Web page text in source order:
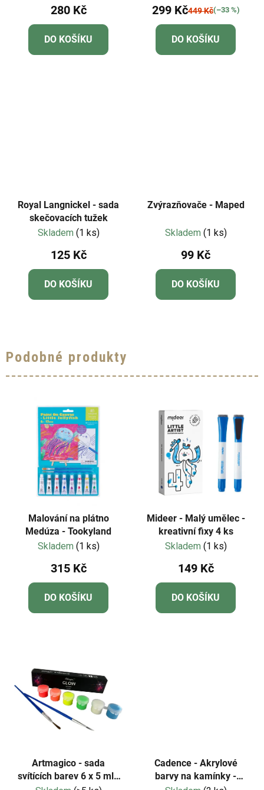
280 Kč
DO KOŠÍKU
299 Kč449 Kč(–33 %)
DO KOŠÍKU
Royal Langnickel - sada
skečovacích tužek
Skladem (1 ks)
125 Kč
DO KOŠÍKU
Zvýrazňovače - Maped
Skladem (1 ks)
99 Kč
DO KOŠÍKU
Podobné produkty
Malování na plátno
Medúza - Tookyland
Skladem (1 ks)
315 Kč
DO KOŠÍKU
Mideer - Malý umělec -
kreativní fixy 4 ks
Skladem (1 ks)
149 Kč
DO KOŠÍKU
Artmagico - sada
svítících barev 6 x 5 ml -
Cadence - Akrylové
barvy na kamínky -